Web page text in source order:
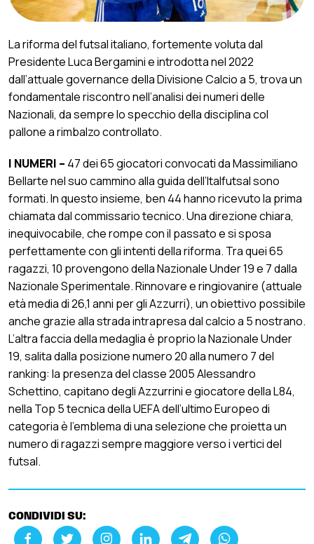
La riforma del futsal italiano, fortemente voluta dal
Presidente Luca Bergamini e introdotta nel 2022
dall’attuale governance della Divisione Calcio a 5, trova un
fondamentale riscontro nell’analisi dei numeri delle
Nazionali, da sempre lo specchio della disciplina col
pallone a rimbalzo controllato.
I NUMERI – 47 dei 65 giocatori convocati da Massimiliano
Bellarte nel suo cammino alla guida dell’Italfutsal sono
formati. In questo insieme, ben 44 hanno ricevuto la prima
chiamata dal commissario tecnico. Una direzione chiara,
inequivocabile, che rompe con il passato e si sposa
perfettamente con gli intenti della riforma. Tra quei 65
ragazzi, 10 provengono della Nazionale Under 19 e 7 dalla
Nazionale Sperimentale. Rinnovare e ringiovanire (attuale
età media di 26,1 anni per gli Azzurri), un obiettivo possibile
anche grazie alla strada intrapresa dal calcio a 5 nostrano.
L’altra faccia della medaglia è proprio la Nazionale Under
19, salita dalla posizione numero 20 alla numero 7 del
ranking: la presenza del classe 2005 Alessandro
Schettino, capitano degli Azzurrini e giocatore della L84,
nella Top 5 tecnica della UEFA dell’ultimo Europeo di
categoria è l’emblema di una selezione che proietta un
numero di ragazzi sempre maggiore verso i vertici del
futsal.
CONDIVIDI SU: